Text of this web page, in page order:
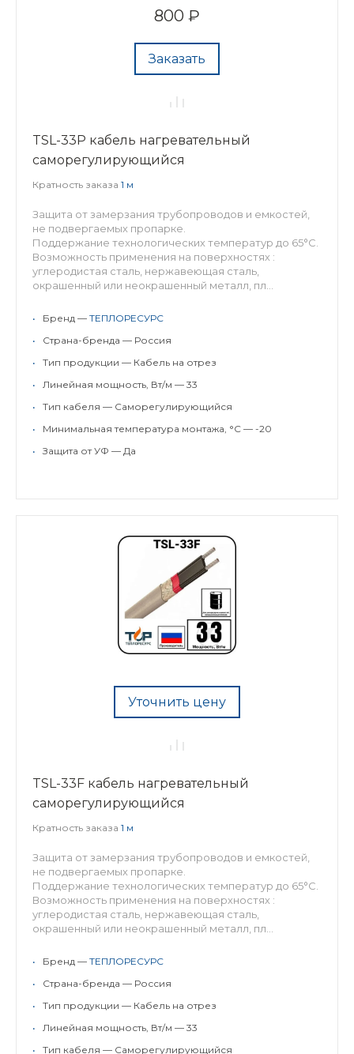
800 ₽
Заказать
TSL-33P кабель нагревательный
саморегулирующийся
Кратность заказа 1 м
Защита от замерзания трубопроводов и емкостей,
не подвергаемых пропарке.
Поддержание технологических температур до 65°С.
Возможность применения на поверхностях :
углеродистая сталь, нержавеющая сталь,
окрашенный или неокрашенный металл, пл...
• Бренд — ТЕПЛОРЕСУРС
•
Страна-бренда — Россия
•
Тип продукции — Кабель на отрез
•
Линейная мощность, Вт/м — 33
•
Тип кабеля — Саморегулирующийся
•
Минимальная температура монтажа, °C — -20
•
Защита от УФ — Да
Уточнить цену
TSL-33F кабель нагревательный
саморегулирующийся
Кратность заказа 1 м
Защита от замерзания трубопроводов и емкостей,
не подвергаемых пропарке.
Поддержание технологических температур до 65°С.
Возможность применения на поверхностях :
углеродистая сталь, нержавеющая сталь,
окрашенный или неокрашенный металл, пл...
• Бренд — ТЕПЛОРЕСУРС
•
Страна-бренда — Россия
•
Тип продукции — Кабель на отрез
•
Линейная мощность, Вт/м — 33
•
Тип кабеля — Саморегулирующийся